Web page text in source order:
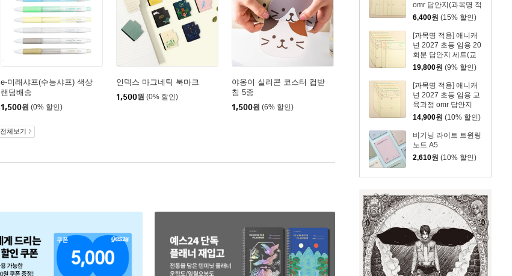
omr 답안지(과목명 적
용 10회분)
6,400원 (15% 할인)
[과목명 적용] 애니캐
넌 2027 초등 임용 20
회분 답안지 세트(교
직논술+교육과정)
19,800원 (9% 할인)
[과목명 적용] 애니캐
넌 2027 초등 임용 교
육과정 omr 답안지
(20회분)
14,900원 (10% 할인)
비기닝 라이트 트윈링
노트 A5
2,610원 (10% 할인)
e-미래샤프(수능샤프) 색상
랜덤배송
1,500원 (0% 할인)
인덱스 마그네틱 북마크
1,500원 (0% 할인)
야옹이 실리콘 코스터 컵받
침 5종
1,500원 (6% 할인)
전체보기